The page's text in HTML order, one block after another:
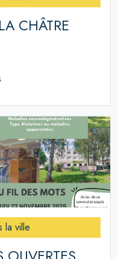
CHÂTRE
la ville